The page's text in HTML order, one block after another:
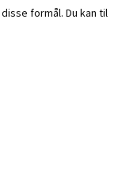
formål. Du kan til